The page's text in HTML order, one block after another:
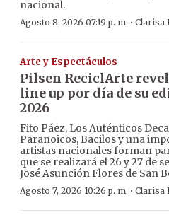
nacional.
Agosto 8, 2026 07:19 p. m. · Clarisa
Arte y Espectáculos
Pilsen ReciclArte
line up por día de su
2026
Fito Páez, Los Auténticos
Paranoicos, Bacilos y una
artistas nacionales forman
que se realizará el 26 y 27 de
José Asunción Flores de San
Agosto 7, 2026 10:26 p. m. · Clarisa